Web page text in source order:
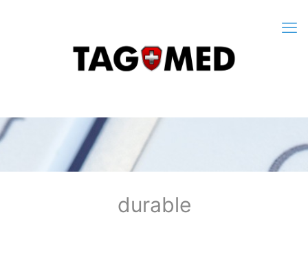
durable